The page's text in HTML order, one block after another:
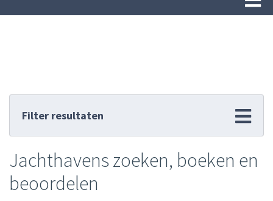
Filter resultaten
Jachthavens zoeken, boeken en
beoordelen